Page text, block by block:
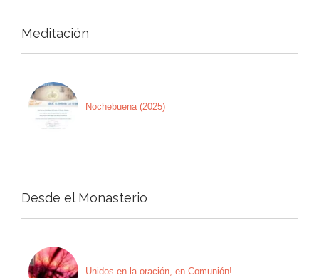
Meditación
Nochebuena (2025)
Desde el Monasterio
Unidos en la oración, en Comunión!